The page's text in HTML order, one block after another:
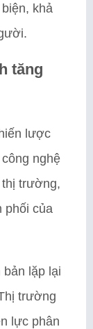
khả
tăng
lược
nghệ
trường,
phối của
lặp lại
trường
lực phân